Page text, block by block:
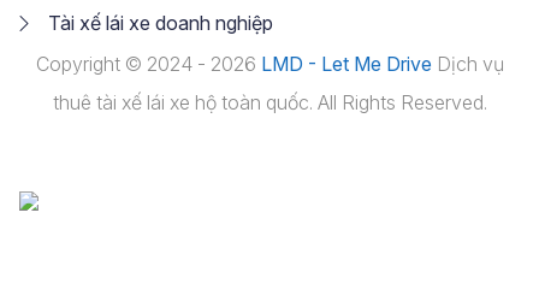
Tài xế lái xe doanh nghiệp
Copyright © 2024 - 2026 LMD - Let Me Drive Dịch vụ
thuê tài xế lái xe hộ toàn quốc. All Rights Reserved.